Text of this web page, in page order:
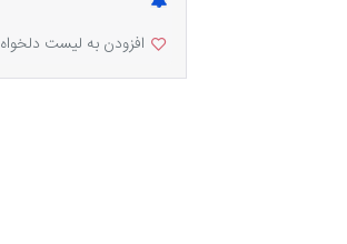
افزودن به لیست دلخواه